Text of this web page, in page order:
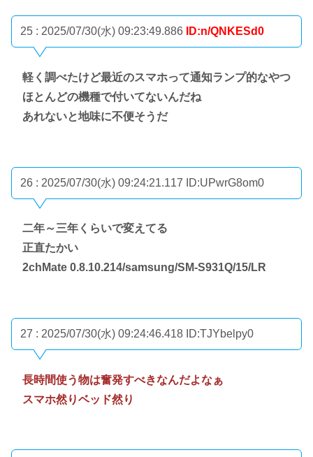
25 : 2025/07/30(水) 09:23:49.886 ID:n/QNKESd0
軽く調べたけど最近のスマホって通知ランプ的なやつ
ほとんどの機種で付いてないんだね
あれないと地味に不便そうだ
26 : 2025/07/30(水) 09:24:21.117 ID:UPwrG8om0
二年～三年くらいで変えてる
正直たかい
2chMate 0.8.10.214/samsung/SM-S931Q/15/LR
27 : 2025/07/30(水) 09:24:46.418 ID:TJYbelpy0
長時間使う物は奮発すべきなんだよなぁ
スマホ然りベッド然り